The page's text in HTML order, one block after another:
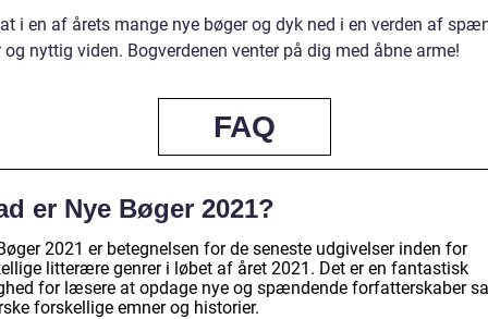
i en af årets mange nye bøger og dyk ned i en verden af
nyttig viden. Bogverdenen venter på dig med åbne arme!
FAQ
er Nye Bøger 2021?
2021 er betegnelsen for de seneste udgivelser inden for
litterære genrer i løbet af året 2021. Det er en fantastisk
for læsere at opdage nye og spændende forfatterskaber
forskellige emner og historier.